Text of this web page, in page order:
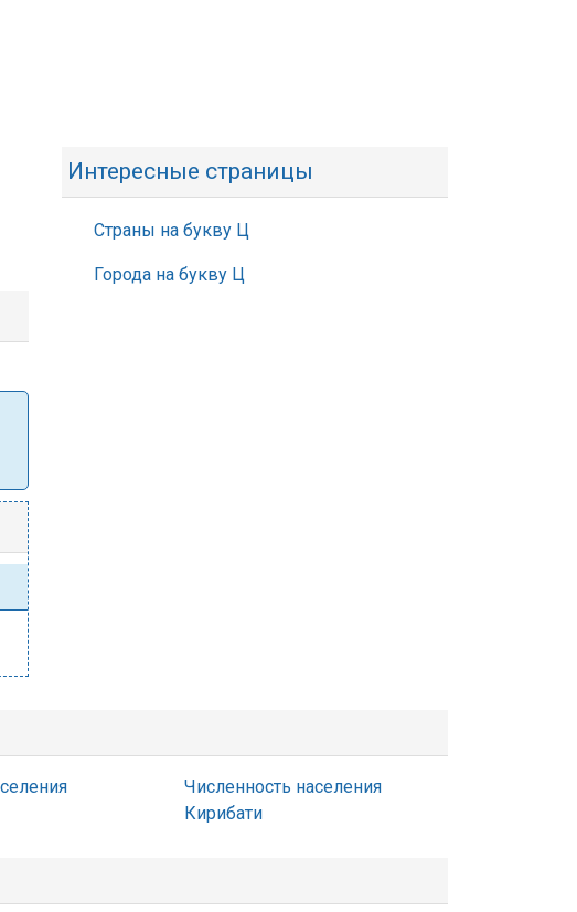
Интересные страницы
Страны на букву Ц
Города на букву Ц
Численность населения
Кирибати